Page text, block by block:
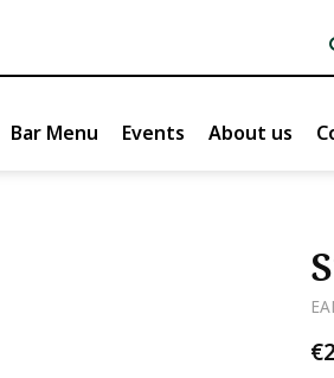
Bar Menu Events About us